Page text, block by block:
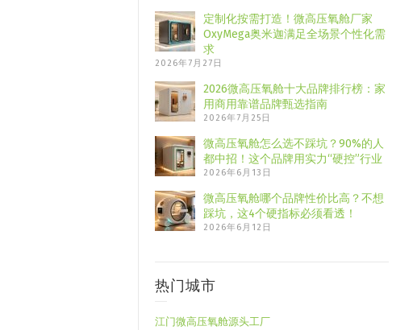
定制化按需打造！微高压氧舱厂家
OxyMega奥米迦满足全场景个性化需
求
2026年7月27日
2026微高压氧舱十大品牌排行榜：家
用商用靠谱品牌甄选指南
2026年7月25日
微高压氧舱怎么选不踩坑？90%的人
都中招！这个品牌用实力“硬控”行业
2026年6月13日
微高压氧舱哪个品牌性价比高？不想
踩坑，这4个硬指标必须看透！
2026年6月12日
热门城市
江门微高压氧舱源头工厂